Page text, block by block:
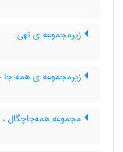
زیرمجموعه ی تهی
زیرمجموعه ی همه جا
مجموعه همه‌جاچگال